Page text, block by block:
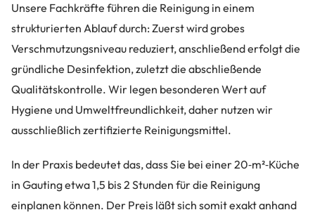
Unsere Fachkräfte führen die Reinigung in einem
strukturierten Ablauf durch: Zuerst wird grobes
Verschmutzungsniveau reduziert, anschließend erfolgt die
gründliche Desinfektion, zuletzt die abschließende
Qualitätskontrolle. Wir legen besonderen Wert auf
Hygiene und Umweltfreundlichkeit, daher nutzen wir
ausschließlich zertifizierte Reinigungsmittel.
In der Praxis bedeutet das, dass Sie bei einer 20‑m²‑Küche
in Gauting etwa 1,5 bis 2 Stunden für die Reinigung
einplanen können. Der Preis läßt sich somit exakt anhand